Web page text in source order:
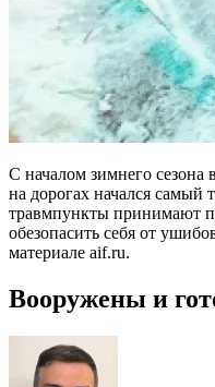
С началом зимнего сезона
на дорогах начался
травмпункты принимают
обезопасить себя от
материале aif.ru.
Вооружены и